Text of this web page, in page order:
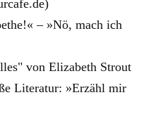
– »Nö, mach ich
Literatur: »Erzähl mir